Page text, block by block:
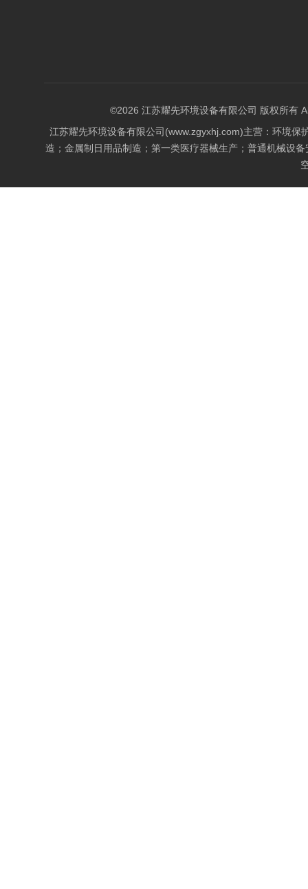
©2026 江苏耀先环境设备有限公司 版权所有
江苏耀先环境设备有限公司(www.zgyxhj.com)主营：环境
造；金属制日用品制造；第一类医疗器械生产；普通机械设